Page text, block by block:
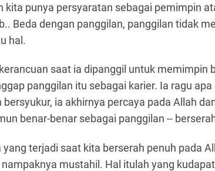
kita punya persyaratan sebagai pemimpin
Beda dengan panggilan, panggilan tidak
hal.
saat ia dipanggil untuk memimpin
panggilan itu sebagai karier. Ia ragu
ia akhirnya percaya pada Allah
benar-benar sebagai panggilan --
yang terjadi saat kita berserah penuh pada
mustahil. Hal itulah yang